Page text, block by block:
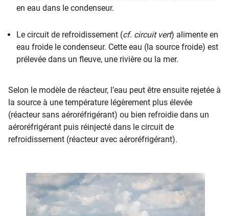
en eau dans le condenseur.
Le circuit de refroidissement (cf. circuit vert) alimente en
eau froide le condenseur. Cette eau (la source froide) est
prélevée dans un fleuve, une rivière ou la mer.
Selon le modèle de réacteur, l’eau peut être ensuite rejetée à
la source à une température légèrement plus élevée
(réacteur sans aéroréfrigérant) ou bien refroidie dans un
aéroréfrigérant puis réinjecté dans le circuit de
refroidissement (réacteur avec aéroréfrigérant).